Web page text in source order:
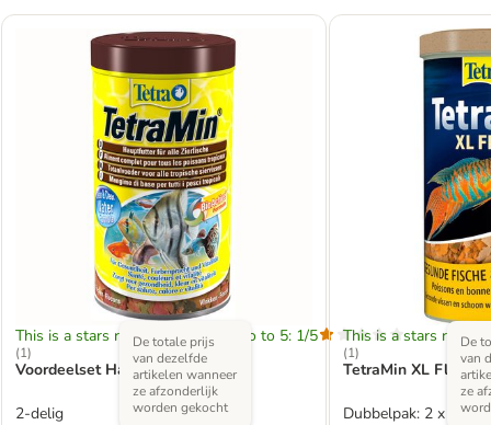
This is a stars rating area from zero to 5: 1/5
(1)
Voordeelset Happy Holiday
2-delig
De totale prijs
van dezelfde
artikelen wanneer
ze afzonderlijk
worden gekocht
This is a stars rating
(1)
TetraMin XL Flakes
Dubbelpak: 2 x 1 l
De
van
ze